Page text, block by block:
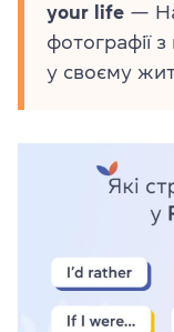
your life —
фотографії
у своєму